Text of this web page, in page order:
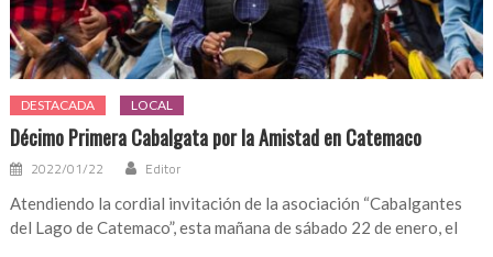
DESTACADA LOCAL
Décimo Primera Cabalgata por la Amistad en Catemaco
2022/01/22 Editor
Atendiendo la cordial invitación de la asociación “Cabalgantes
del Lago de Catemaco”, esta mañana de sábado 22 de enero, el